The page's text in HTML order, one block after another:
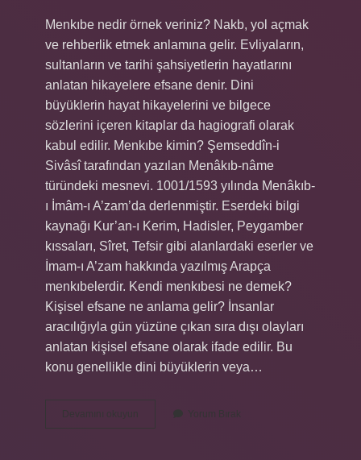
Menkıbe nedir örnek veriniz? Nakb, yol açmak
ve rehberlik etmek anlamına gelir. Evliyaların,
sultanların ve tarihi şahsiyetlerin hayatlarını
anlatan hikayelere efsane denir. Dini
büyüklerin hayat hikayelerini ve bilgece
sözlerini içeren kitaplar da hagiografi olarak
kabul edilir. Menkıbe kimin? Şemseddîn-i
Sivâsî tarafından yazılan Menâkıb-nâme
türündeki mesnevi. 1001/1593 yılında Menâkıb-
ı İmâm-ı A’zam’da derlenmiştir. Eserdeki bilgi
kaynağı Kur’an-ı Kerim, Hadisler, Peygamber
kıssaları, Sîret, Tefsir gibi alanlardaki eserler ve
İmam-ı A’zam hakkında yazılmış Arapça
menkıbelerdir. Kendi menkıbesi ne demek?
Kişisel efsane ne anlama gelir? İnsanlar
aracılığıyla gün yüzüne çıkan sıra dışı olayları
anlatan kişisel efsane olarak ifade edilir. Bu
konu genellikle dini büyüklerin veya…
Devamını okuyun
Menkıbe
Sahibi
Yorum Bırak